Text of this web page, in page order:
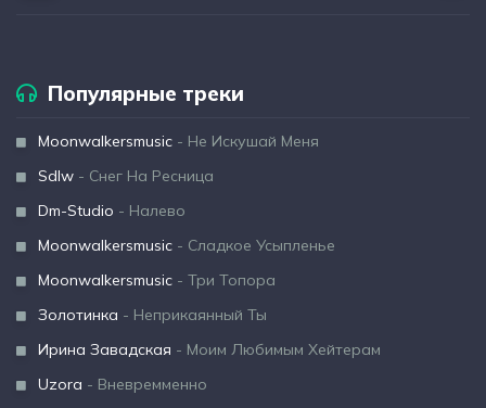
Популярные треки
Moonwalkersmusic - Не Искушай Меня
Sdlw - Снег На Ресница
Dm-Studio - Налево
Moonwalkersmusic - Сладкое Усыпленье
Moonwalkersmusic - Три Топора
Золотинка - Неприкаянный Ты
Ирина Завадская - Моим Любимым Хейтерам
Uzora - Вневремменно